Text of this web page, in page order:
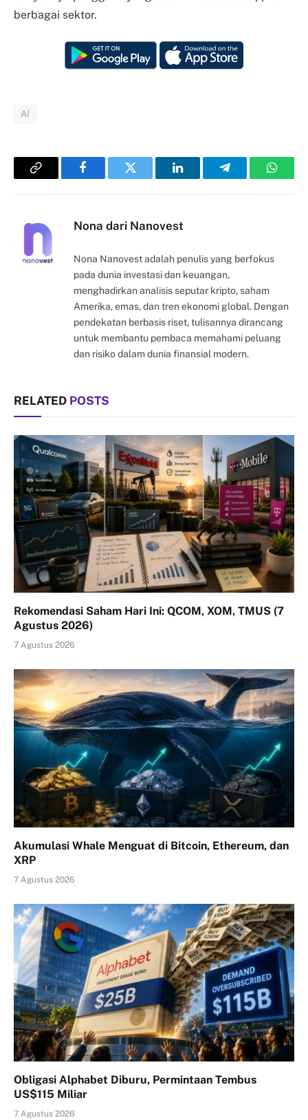
berbagai sektor.
AI
Copy
FacebookTwitter LinkedInTelegram
Nona dari Nanovest
Nona Nanovest adalah penulis yang berfokus
pada dunia investasi dan keuangan,
menghadirkan analisis seputar kripto, saham
Amerika, emas, dan tren ekonomi global. Dengan
pendekatan berbasis riset, tulisannya dirancang
untuk membantu pembaca memahami peluang
dan risiko dalam dunia finansial modern.
RELATED POSTS
Rekomendasi Saham Hari Ini: QCOM, XOM, TMUS (7
Agustus 2026)
7 Agustus 2026
Akumulasi Whale Menguat di Bitcoin, Ethereum, dan
XRP
7 Agustus 2026
Obligasi Alphabet Diburu, Permintaan Tembus
US$115 Miliar
7 Agustus 2026